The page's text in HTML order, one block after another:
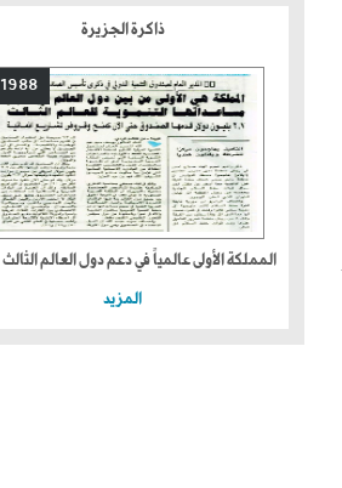
ذاكرة الجزيرة
1988
المملكة الأولى عالمياً في دعم دول العالم الثالث
المزيد